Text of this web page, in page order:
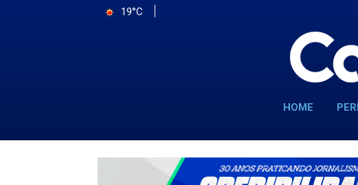
19°C
HOME